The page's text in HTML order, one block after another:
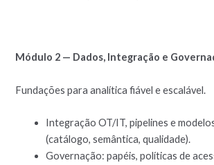
Módulo 2 — Dados, Integração e
Fundações para analítica fiável e escalável.
Integração OT/IT, pipelines e
(catálogo, semântica, qualidade).
Governação: papéis, políticas de